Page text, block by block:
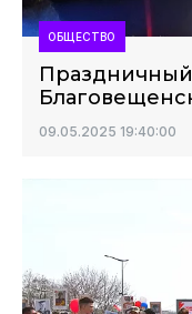
ОБЩЕСТВО
09.05.2025 19:40:00